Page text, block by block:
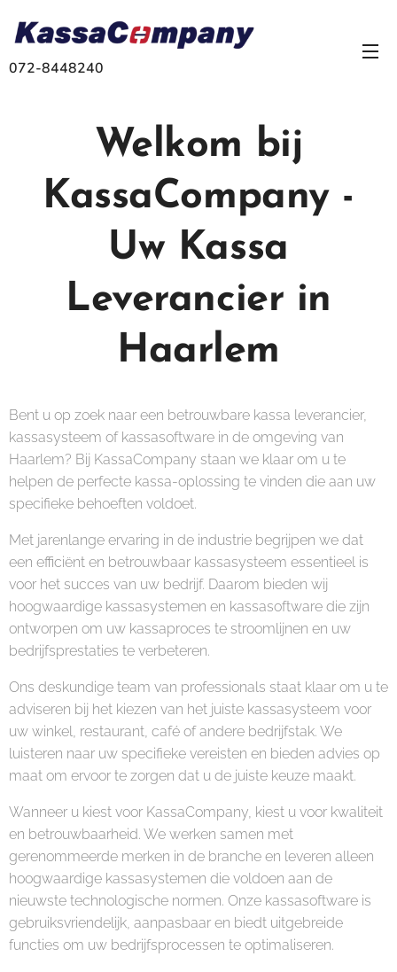
072-8448240
Welkom bij
KassaCompany -
Uw Kassa
Leverancier in
Haarlem
Bent u op zoek naar een betrouwbare kassa leverancier,
kassasysteem of kassasoftware in de omgeving van
Haarlem? Bij KassaCompany staan we klaar om u te
helpen de perfecte kassa-oplossing te vinden die aan uw
specifieke behoeften voldoet.
Met jarenlange ervaring in de industrie begrijpen we dat
een efficiënt en betrouwbaar kassasysteem essentieel is
voor het succes van uw bedrijf. Daarom bieden wij
hoogwaardige kassasystemen en kassasoftware die zijn
ontworpen om uw kassaproces te stroomlijnen en uw
bedrijfsprestaties te verbeteren.
Ons deskundige team van professionals staat klaar om u te
adviseren bij het kiezen van het juiste kassasysteem voor
uw winkel, restaurant, café of andere bedrijfstak. We
luisteren naar uw specifieke vereisten en bieden advies op
maat om ervoor te zorgen dat u de juiste keuze maakt.
Wanneer u kiest voor KassaCompany, kiest u voor kwaliteit
en betrouwbaarheid. We werken samen met
gerenommeerde merken in de branche en leveren alleen
hoogwaardige kassasystemen die voldoen aan de
nieuwste technologische normen. Onze kassasoftware is
gebruiksvriendelijk, aanpasbaar en biedt uitgebreide
functies om uw bedrijfsprocessen te optimaliseren.